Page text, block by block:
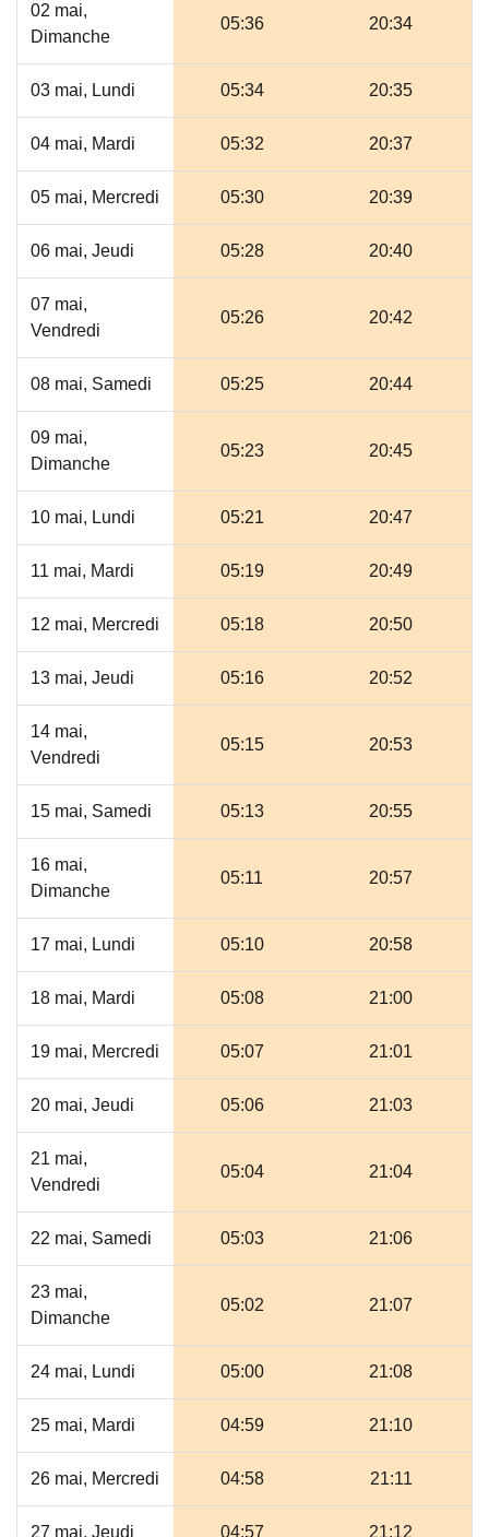
02 mai,
Dimanche
05:36 20:34
03 mai, Lundi 05:34 20:35
04 mai, Mardi 05:32 20:37
05 mai, Mercredi 05:30 20:39
06 mai, Jeudi 05:28 20:40
07 mai,
Vendredi
05:26 20:42
08 mai, Samedi 05:25 20:44
09 mai,
Dimanche
05:23 20:45
10 mai, Lundi 05:21 20:47
11 mai, Mardi 05:19 20:49
12 mai, Mercredi 05:18 20:50
13 mai, Jeudi 05:16 20:52
14 mai,
Vendredi
05:15 20:53
15 mai, Samedi 05:13 20:55
16 mai,
Dimanche
05:11 20:57
17 mai, Lundi 05:10 20:58
18 mai, Mardi 05:08 21:00
19 mai, Mercredi 05:07 21:01
20 mai, Jeudi 05:06 21:03
21 mai,
Vendredi
05:04 21:04
22 mai, Samedi 05:03 21:06
23 mai,
Dimanche
05:02 21:07
24 mai, Lundi 05:00 21:08
25 mai, Mardi 04:59 21:10
26 mai, Mercredi 04:58 21:11
27 mai, Jeudi 04:57 21:12